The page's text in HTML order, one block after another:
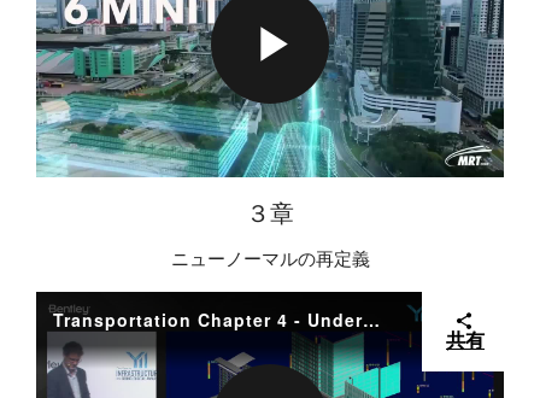
D
E
O
Y
V
I
P
L
A
３章
ニューノーマルの再定義
Transportation Chapter 4 - Understand the Underground to Build a Better World​
共有